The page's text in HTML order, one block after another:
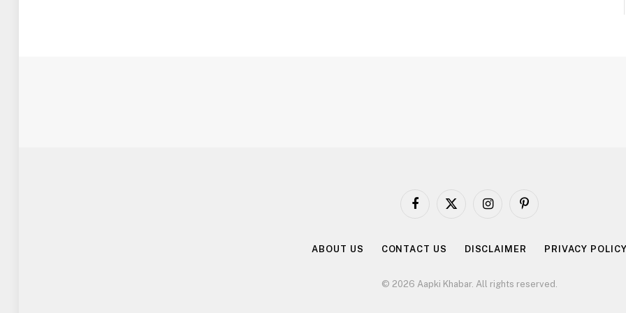
Facebook
X
InstagramPinterest
ABOUT US CONTACT US DISCLAIMER PRIVACY
© 2026 Aapki Khabar. All rights reserved.